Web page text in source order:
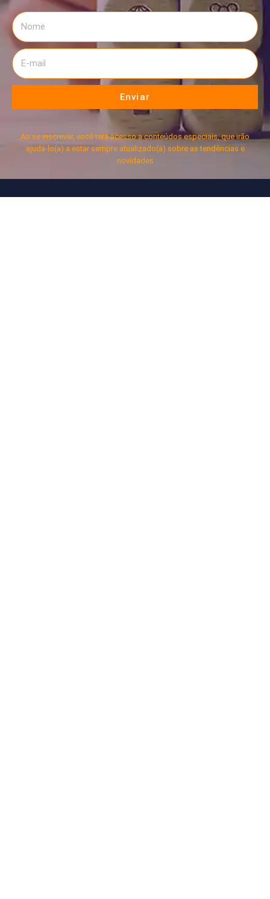
Enviar
Ao se inscrever, você terá acesso a conteúdos especiais, que irão
ajudá-lo(a) a estar sempre atualizado(a) sobre as tendências e
novidades